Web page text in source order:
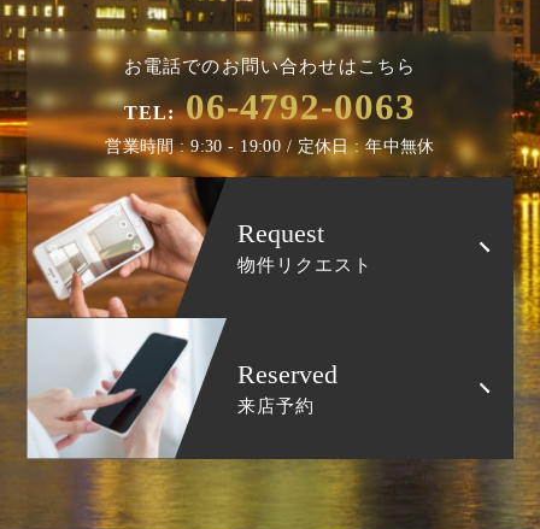
お電話でのお問い合わせはこちら
TEL: 06-4792-0063
営業時間 : 9:30 - 19:00 / 定休日 : 年中無休
Request
物件リクエスト
Reserved
来店予約